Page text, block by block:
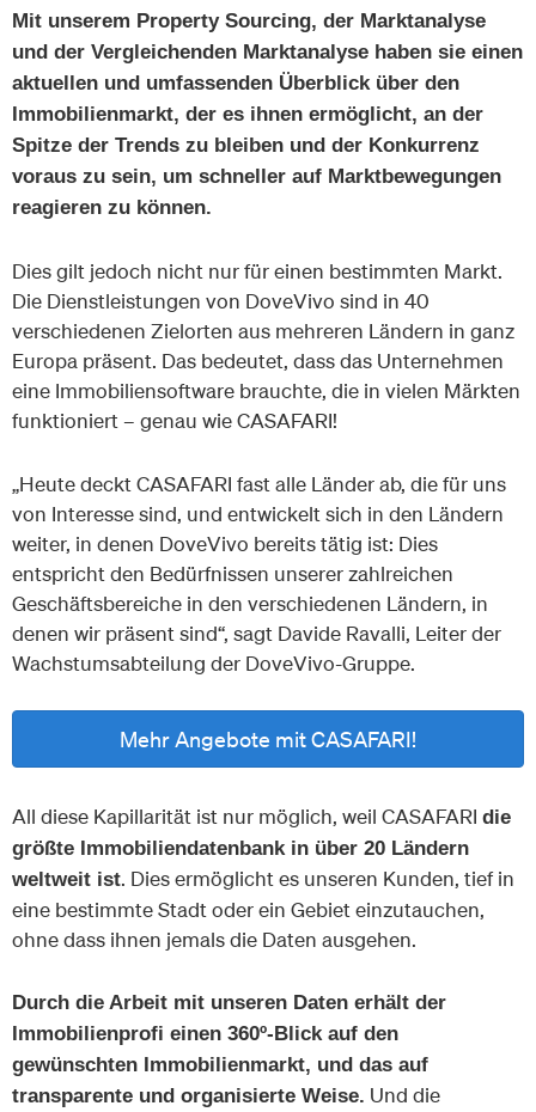
Mit unserem Property Sourcing, der Marktanalyse
und der Vergleichenden Marktanalyse haben sie einen
aktuellen und umfassenden Überblick über den
Immobilienmarkt, der es ihnen ermöglicht, an der
Spitze der Trends zu bleiben und der Konkurrenz
voraus zu sein, um schneller auf Marktbewegungen
reagieren zu können.
Dies gilt jedoch nicht nur für einen bestimmten Markt.
Die Dienstleistungen von DoveVivo sind in 40
verschiedenen Zielorten aus mehreren Ländern in ganz
Europa präsent. Das bedeutet, dass das Unternehmen
eine Immobiliensoftware brauchte, die in vielen Märkten
funktioniert – genau wie CASAFARI!
„Heute deckt CASAFARI fast alle Länder ab, die für uns
von Interesse sind, und entwickelt sich in den Ländern
weiter, in denen DoveVivo bereits tätig ist: Dies
entspricht den Bedürfnissen unserer zahlreichen
Geschäftsbereiche in den verschiedenen Ländern, in
denen wir präsent sind“, sagt Davide Ravalli, Leiter der
Wachstumsabteilung der DoveVivo-Gruppe.
Mehr Angebote mit CASAFARI!
All diese Kapillarität ist nur möglich, weil CASAFARI die
größte Immobiliendatenbank in über 20 Ländern
weltweit ist. Dies ermöglicht es unseren Kunden, tief in
eine bestimmte Stadt oder ein Gebiet einzutauchen,
ohne dass ihnen jemals die Daten ausgehen.
Durch die Arbeit mit unseren Daten erhält der
Immobilienprofi einen 360º-Blick auf den
gewünschten Immobilienmarkt, und das auf
transparente und organisierte Weise. Und die